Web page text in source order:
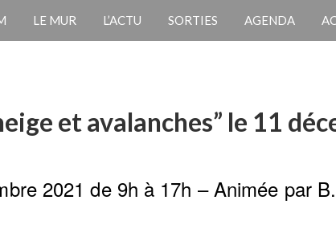
LE MUR L’ACTU SORTIES AGENDA
et avalanches” le 11
2021 de 9h à 17h – Animée par